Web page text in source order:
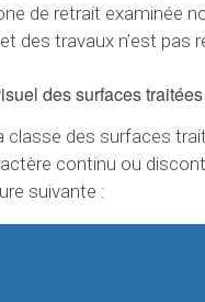
de retrait examinée
des travaux n’est pas
des surfaces
classe des surfaces
continu ou
suivante :